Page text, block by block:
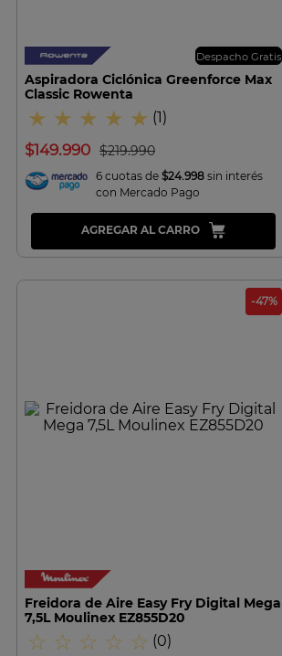
Despacho Gratis
Aspiradora Ciclónica Greenforce Max
Classic Rowenta
★ ★ ★ ★ ★ (1 )
$219.990
$149.990
6 cuotas de $24.998 sin interés
con Mercado Pago
AGREGAR AL CARRO
-47%
Freidora de Aire Easy Fry Digital Mega
7,5L Moulinex EZ855D20
☆ ☆ ☆ ☆ ☆ (0)